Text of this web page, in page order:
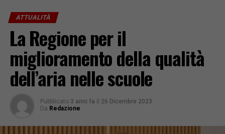
ATTUALITÀ
La Regione per il
miglioramento della qualità
dell’aria nelle scuole
Pubblicato 3 anni fa il 26 Dicembre 2023
Da Redazione